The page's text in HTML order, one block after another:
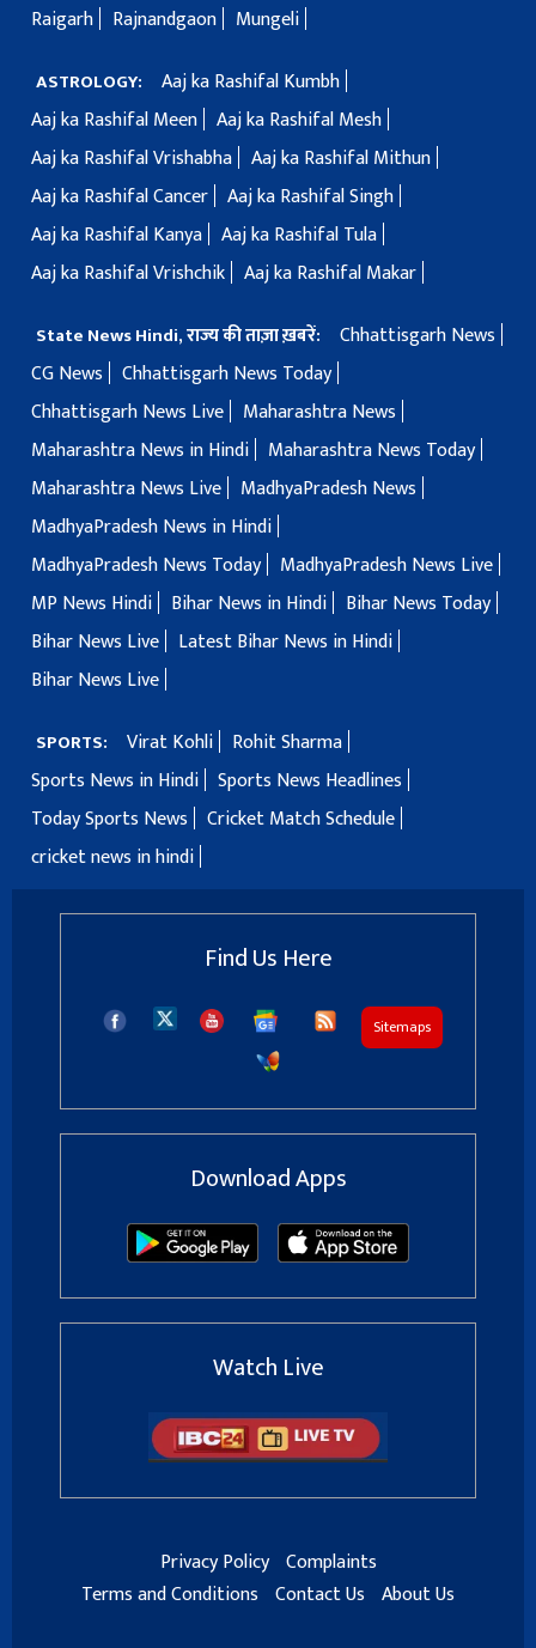
Raigarh
Rajnandgaon Mungeli
ASTROLOGY:
Aaj ka Rashifal Kumbh
Aaj ka Rashifal Meen Aaj ka Rashifal Mesh
Aaj ka Rashifal Vrishabha Aaj ka Rashifal Mithun
Aaj ka Rashifal Cancer Aaj ka Rashifal Singh
Aaj ka Rashifal Kanya Aaj ka Rashifal Tula
Aaj ka Rashifal Vrishchik Aaj ka Rashifal Makar
State News Hindi, राज्य की ताज़ा ख़बरें:
Chhattisgarh News
CG News
Chhattisgarh News Today
Chhattisgarh News Live
Maharashtra News
Maharashtra News in Hindi
Maharashtra News Today
Maharashtra News Live
MadhyaPradesh News
MadhyaPradesh News in Hindi
MadhyaPradesh News Today
MadhyaPradesh News Live
MP News Hindi
Bihar News in Hindi
Bihar News Today
Bihar News Live
Latest Bihar News in Hindi
Bihar News Live
SPORTS: Virat Kohli
Rohit Sharma
Sports News in Hindi Sports News Headlines
Today Sports News
Cricket Match Schedule
cricket news in hindi
Find Us Here
Sitemaps
Download Apps
Watch Live
Privacy Policy Complaints
Terms and Conditions Contact Us About Us